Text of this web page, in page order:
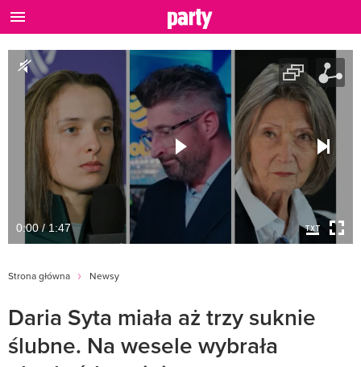
0:00 / 1:47
Strona główna Newsy
Daria Syta miała aż trzy suknie
ślubne. Na wesele wybrała